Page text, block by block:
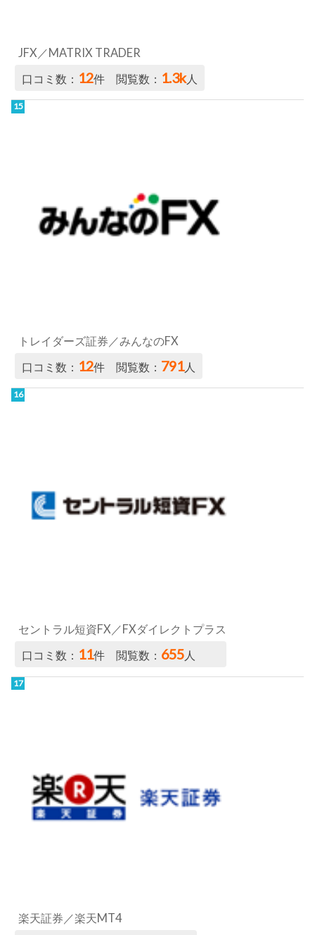
JFX／MATRIX TRADER
口コミ数： 12件 閲覧数： 1.3k人
トレイダーズ証券／みんなのFX
口コミ数： 12件 閲覧数： 791人
セントラル短資FX／FXダイレクトプラス
口コミ数： 11件 閲覧数： 655人
楽天証券／楽天MT4